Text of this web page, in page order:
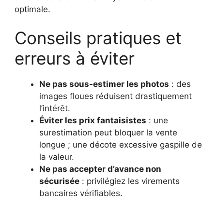
optimale.
Conseils pratiques et
erreurs à éviter
Ne pas sous-estimer les photos : des
images floues réduisent drastiquement
l’intérêt.
Éviter les prix fantaisistes : une
surestimation peut bloquer la vente
longue ; une décote excessive gaspille de
la valeur.
Ne pas accepter d’avance non
sécurisée : privilégiez les virements
bancaires vérifiables.